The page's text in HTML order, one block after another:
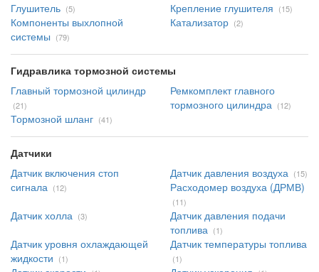
Глушитель (5) Крепление глушителя (15)
Компоненты выхлопной
системы (79)
Катализатор (2)
Гидравлика тормозной системы
Главный тормозной цилиндр
(21)
Ремкомплект главного
тормозного цилиндра (12)
Тормозной шланг (41)
Датчики
Датчик включения стоп
сигнала (12)
Датчик давления воздуха (15)
Расходомер воздуха (ДРМВ)
(11)
Датчик холла (3)
Датчик давления подачи
топлива (1)
Датчик уровня охлаждающей
жидкости (1)
Датчик температуры топлива
(1)